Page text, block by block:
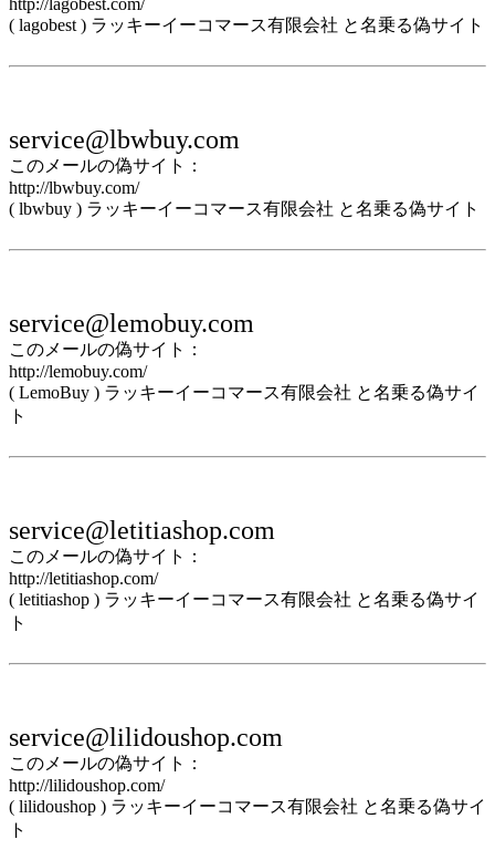
( lagobest ) ラッキーイーコマース有限会社 と名乗る偽サイト
service@lbwbuy.com
このメールの偽サイト：
http://lbwbuy.com/
( lbwbuy ) ラッキーイーコマース有限会社 と名乗る偽サイト
service@lemobuy.com
このメールの偽サイト：
http://lemobuy.com/
( LemoBuy ) ラッキーイーコマース有限会社 と名乗る偽サイ
ト
service@letitiashop.com
このメールの偽サイト：
http://letitiashop.com/
( letitiashop ) ラッキーイーコマース有限会社 と名乗る偽サイ
ト
service@lilidoushop.com
このメールの偽サイト：
http://lilidoushop.com/
( lilidoushop ) ラッキーイーコマース有限会社 と名乗る偽サイ
ト